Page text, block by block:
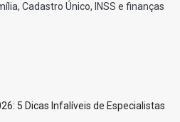
Cadastro Único, INSS e finanças
5 Dicas Infalíveis de Especialistas